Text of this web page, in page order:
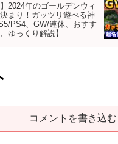
】2024年のゴールデンウィ
まり！ガッツリ遊べる神
PS4、GW/連休、おすす
ゆっくり解説】
コメントを書き込む